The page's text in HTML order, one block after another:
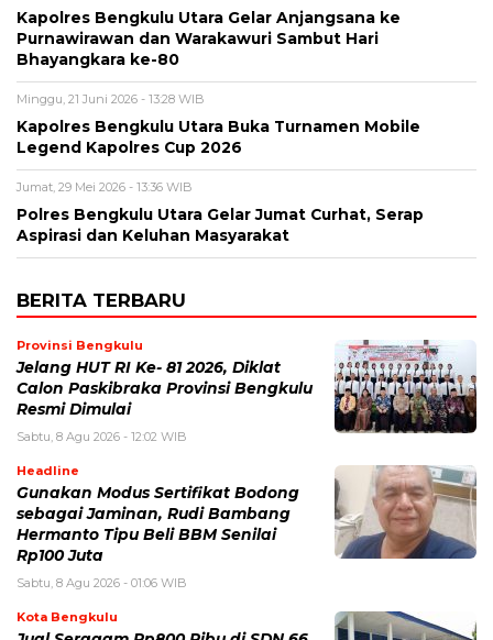
Kapolres Bengkulu Utara Gelar Anjangsana ke
Purnawirawan dan Warakawuri Sambut Hari
Bhayangkara ke-80
Minggu, 21 Juni 2026 - 13:28 WIB
Kapolres Bengkulu Utara Buka Turnamen Mobile
Legend Kapolres Cup 2026
Jumat, 29 Mei 2026 - 13:36 WIB
Polres Bengkulu Utara Gelar Jumat Curhat, Serap
Aspirasi dan Keluhan Masyarakat
BERITA TERBARU
Provinsi Bengkulu
Jelang HUT RI Ke- 81 2026, Diklat
Calon Paskibraka Provinsi Bengkulu
Resmi Dimulai
Sabtu, 8 Agu 2026 - 12:02 WIB
Headline
Gunakan Modus Sertifikat Bodong
sebagai Jaminan, Rudi Bambang
Hermanto Tipu Beli BBM Senilai
Rp100 Juta
Sabtu, 8 Agu 2026 - 01:06 WIB
Kota Bengkulu